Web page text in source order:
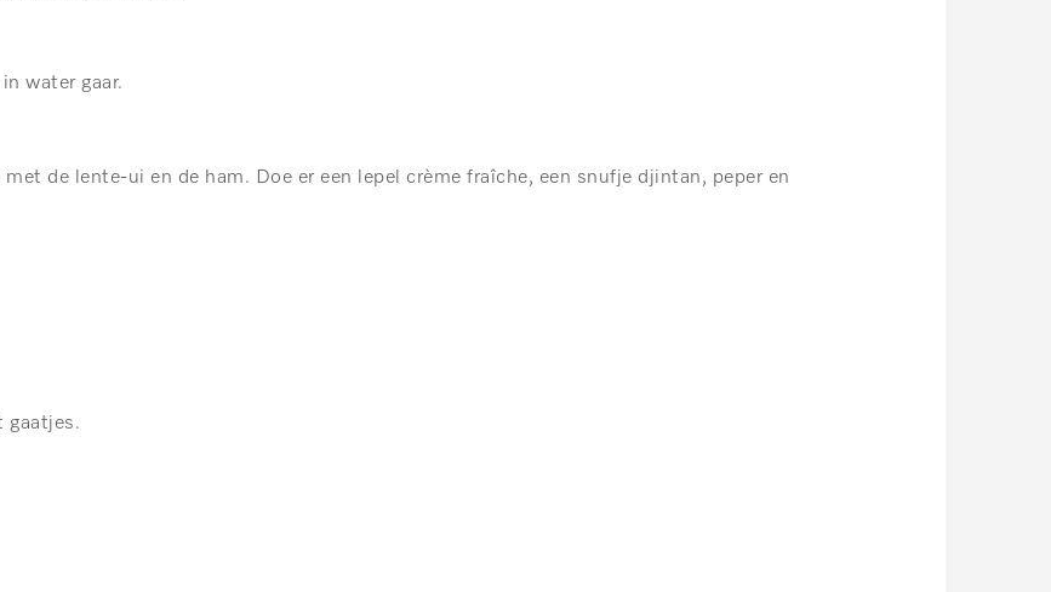
water gaar.
de lente-ui en de ham. Doe er een lepel crème fraîche, een snufje djintan, peper en
gaatjes.